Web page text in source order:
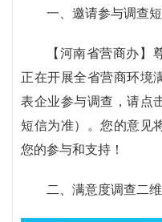
一、邀请参与调查短
【河南省营商办】
正在开展全省营商环境
表企业参与调查，请点
短信为准）。您的意见
您的参与和支持！
二、满意度调查二